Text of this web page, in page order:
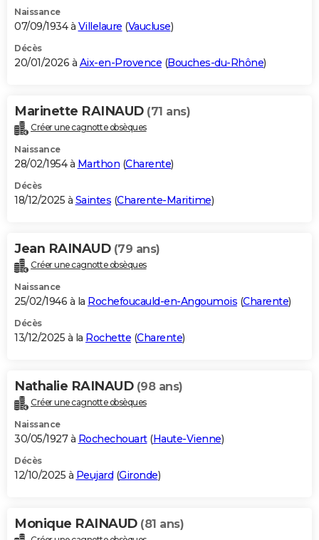
Naissance
07/09/1934 à Villelaure (Vaucluse)
Décès
20/01/2026 à Aix-en-Provence (Bouches-du-Rhône)
Marinette RAINAUD (71 ans)
Créer une cagnotte obsèques
Naissance
28/02/1954 à Marthon (Charente)
Décès
18/12/2025 à Saintes (Charente-Maritime)
Jean RAINAUD (79 ans)
Créer une cagnotte obsèques
Naissance
25/02/1946 à la Rochefoucauld-en-Angoumois (Charente)
Décès
13/12/2025 à la Rochette (Charente)
Nathalie RAINAUD (98 ans)
Créer une cagnotte obsèques
Naissance
30/05/1927 à Rochechouart(Haute-Vienne)
Décès
12/10/2025 à Peujard (Gironde)
Monique RAINAUD (81 ans)